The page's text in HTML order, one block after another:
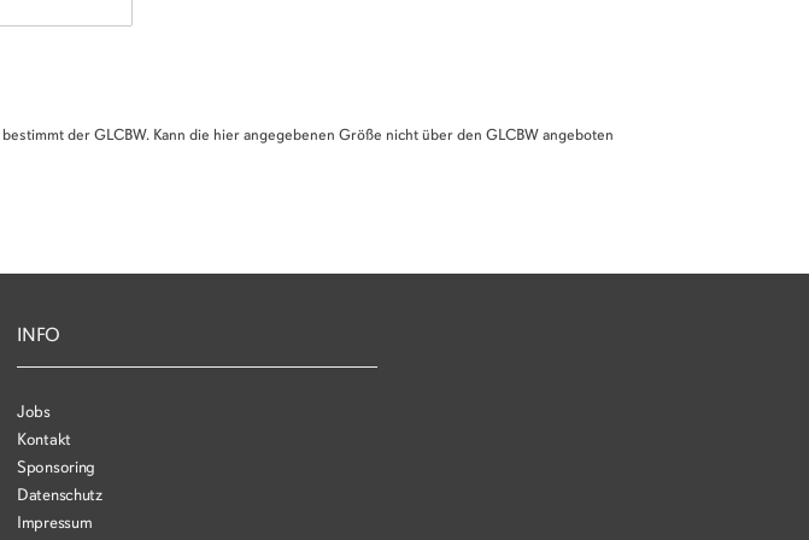
der GLCBW. Kann die hier angegebenen Größe nicht über den GLCBW angeboten
INFO
Jobs
Kontakt
Sponsoring
Datenschutz
Impressum